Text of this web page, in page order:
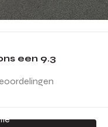
een 9.3